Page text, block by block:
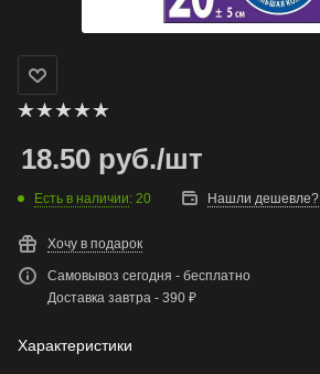
18.50 руб./шт
Есть в наличии: 20 Нашли дешевле?
Хочу в подарок
Самовывоз сегодня - бесплатно
Доставка завтра - 390 ₽
Характеристики